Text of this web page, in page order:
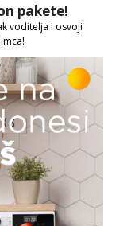
pakete!
voditelja i osvoji